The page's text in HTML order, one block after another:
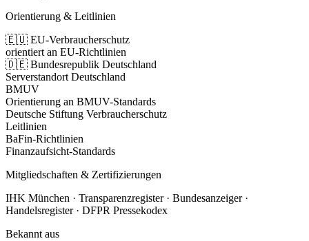
Orientierung & Leitlinien
🇪🇺 EU-Verbraucherschutz
orientiert an EU-Richtlinien
🇩🇪 Bundesrepublik Deutschland
Serverstandort Deutschland
BMUV
Orientierung an BMUV-Standards
Deutsche Stiftung Verbraucherschutz
Leitlinien
BaFin-Richtlinien
Finanzaufsicht-Standards
Mitgliedschaften & Zertifizierungen
IHK München · Transparenzregister · Bundesanzeiger ·
Handelsregister · DFPR Pressekodex
Bekannt aus